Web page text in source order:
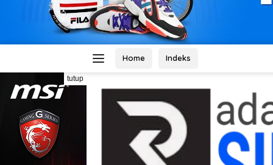
Home Indeks
tutup